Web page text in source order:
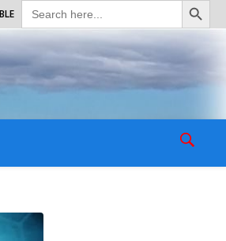
Search
for: